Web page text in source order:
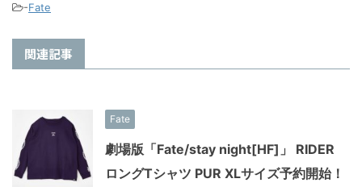
-Fate
関連記事
Fate
劇場版「Fate/stay night[HF]」 RIDER
ロングTシャツ PUR XLサイズ予約開始！